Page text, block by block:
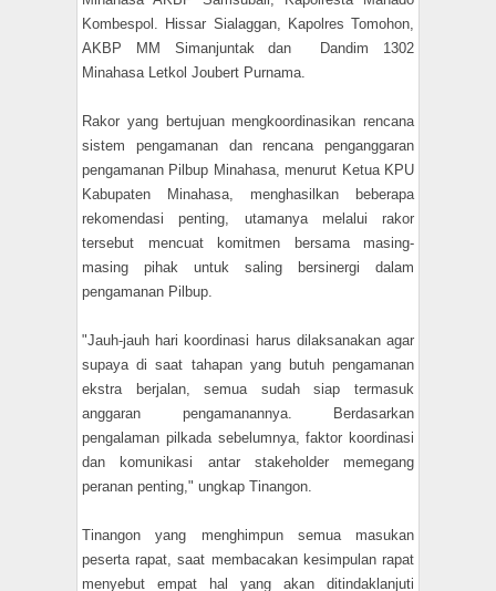
Kombespol. Hissar Sialaggan, Kapolres Tomohon,
AKBP MM Simanjuntak dan Dandim 1302
Minahasa Letkol Joubert Purnama.
Rakor yang bertujuan mengkoordinasikan rencana
sistem pengamanan dan rencana penganggaran
pengamanan Pilbup Minahasa, menurut Ketua KPU
Kabupaten Minahasa, menghasilkan beberapa
rekomendasi penting, utamanya melalui rakor
tersebut mencuat komitmen bersama masing-
masing pihak untuk saling bersinergi dalam
pengamanan Pilbup.
"Jauh-jauh hari koordinasi harus dilaksanakan agar
supaya di saat tahapan yang butuh pengamanan
ekstra berjalan, semua sudah siap termasuk
anggaran pengamanannya. Berdasarkan
pengalaman pilkada sebelumnya, faktor koordinasi
dan komunikasi antar stakeholder memegang
peranan penting," ungkap Tinangon.
Tinangon yang menghimpun semua masukan
peserta rapat, saat membacakan kesimpulan rapat
menyebut empat hal yang akan ditindaklanjuti